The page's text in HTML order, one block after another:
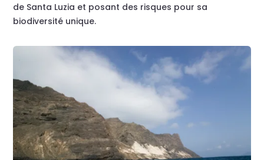
de Santa Luzia et posant des risques pour sa
biodiversité unique.